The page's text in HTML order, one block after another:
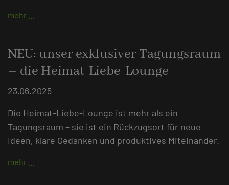
mehr …
NEU: unser exklusiver Tagungsraum
– die Heimat-Liebe-Lounge
23.06.2025
Die Heimat-Liebe-Lounge ist mehr als ein
Tagungsraum – sie ist ein Rückzugsort für neue
Ideen, klare Gedanken und produktives Miteinander.
mehr …